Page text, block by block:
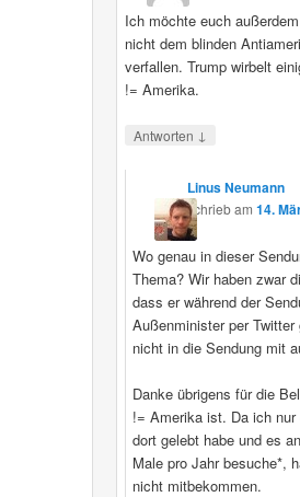
Ich möchte euch
nicht dem blinden
verfallen. Trump wirbelt
!= Amerika.
Antworten ↓
Linus Neumann
schriebam14.
Wo genau in dieser
Thema? Wir haben zwar
dass er während der
Außenminister per
nicht in die Sendung mit
Danke übrigens für die
!= Amerika ist. Da ich
dort gelebt habe und es
Male pro Jahr besuche*,
nicht mitbekommen.